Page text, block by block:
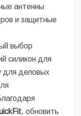
антенны
и защитные
выбор
силикон для
для деловых
, обновить